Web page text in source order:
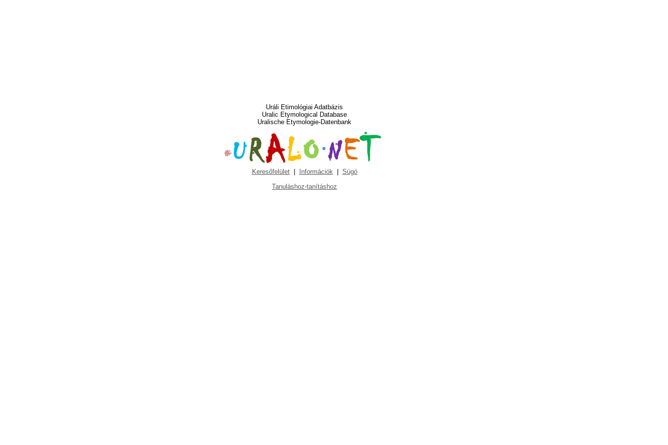
Uráli Etimológiai Adatbázis
Uralic Etymological Database
Uralische Etymologie-Datenbank
Keresőfelület| Információk| Súgó
Tanuláshoz-tanításhoz